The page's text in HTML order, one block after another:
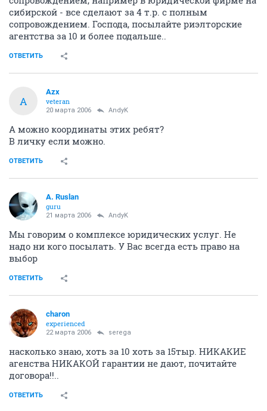
сибирской - все сделают за 4 т.р. с полным
сопровождением. Господа, посылайте риэлторские
агентства за 10 и более подальше..
ОТВЕТИТЬ
A
Azx
veteran
20 марта 2006 AndyK
А можно координаты этих ребят?
В личку если можно.
ОТВЕТИТЬ
A. Ruslan
guru
21 марта 2006 AndyK
Мы говорим о комплексе юридических услуг. Не
надо ни кого посылать. У Вас всегда есть право на
выбор
ОТВЕТИТЬ
charon
experienced
22 марта 2006 serega
насколько знаю, хоть за 10 хоть за 15тыр. НИКАКИЕ
агенства НИКАКОЙ гарантии не дают, почитайте
договора!!..
ОТВЕТИТЬ